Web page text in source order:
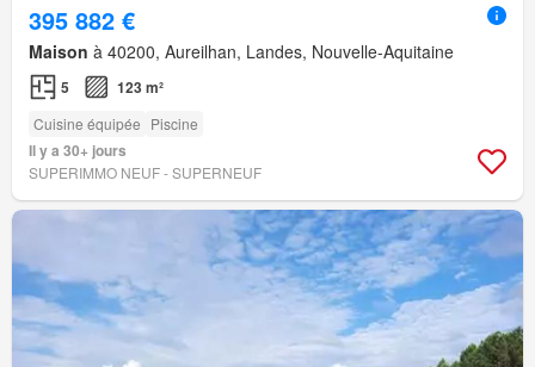
395 882 €
Maison à 40200, Aureilhan, Landes, Nouvelle-Aquitaine
5 123 m²
Cuisine équipée Piscine
Il y a 30+ jours
SUPERIMMO NEUF - SUPERNEUF